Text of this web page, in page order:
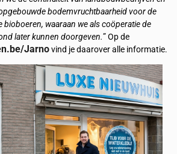
bodemvruchtbaarheid voor de
bioboeren, waaraan we als coöperatie de
later kunnen doorgeven.” Op de
Jarnovind je daarover alle informatie.